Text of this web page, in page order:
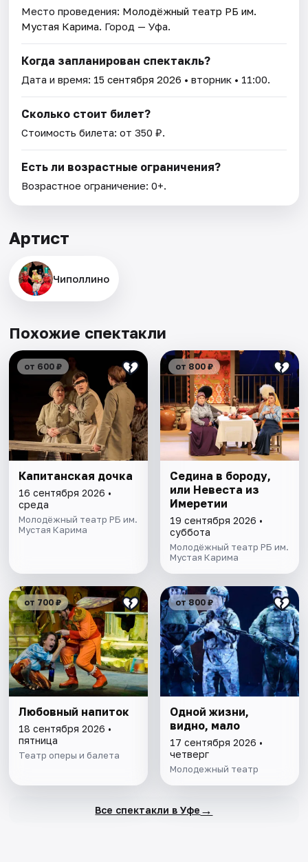
Место проведения: Молодёжный театр РБ им.
Мустая Карима. Город — Уфа.
Когда запланирован спектакль?
Дата и время: 15 сентября 2026 • вторник • 11:00.
Сколько стоит билет?
Стоимость билета: от 350 ₽.
Есть ли возрастные ограничения?
Возрастное ограничение: 0+.
Артист
Чиполлино
Похожие спектакли
от 600 ₽
Капитанская дочка
16 сентября 2026 •
среда
Молодёжный театр РБ им.
Мустая Карима
от 800 ₽
Седина в бороду,
или Невеста из
Имеретии
19 сентября 2026 •
суббота
Молодёжный театр РБ им.
Мустая Карима
от 700 ₽
Любовный напиток
18 сентября 2026 •
пятница
Театр оперы и балета
от 800 ₽
Одной жизни,
видно, мало
17 сентября 2026 •
четверг
Молодежный театр
Все спектакли в Уфе →